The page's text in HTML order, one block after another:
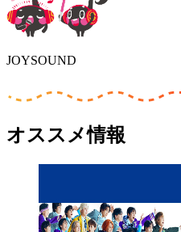
JOYSOUND
オススメ情報